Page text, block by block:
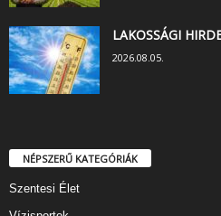
LAKOSSÁGI
2026.08.05.
NÉPSZERŰ KATEGÓRIÁK
Szentesi Élet